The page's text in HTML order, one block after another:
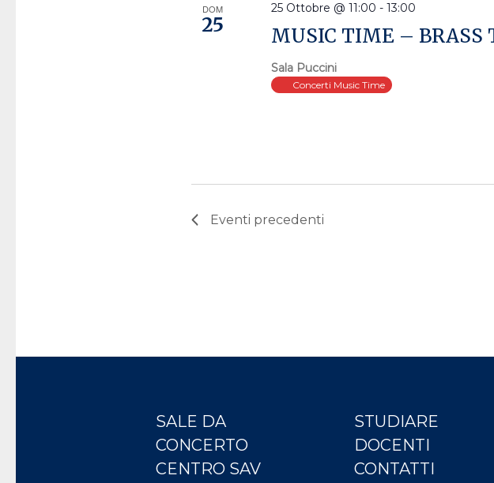
DOM
25 MUSIC TIME – BRASS
25 Ottobre @ 11:00 -13:00
Sala Puccini
Concerti Music Time
Eventi precedenti
SALE DA
CONCERTO
CENTRO SAV
STUDIARE
DOCENTI
CONTATTI